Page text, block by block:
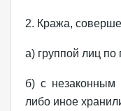
2. Кража,
а) группой лиц по
б) с
либо иное